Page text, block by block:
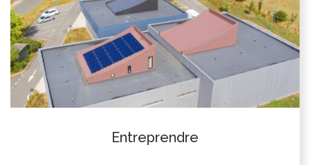
Entreprendre